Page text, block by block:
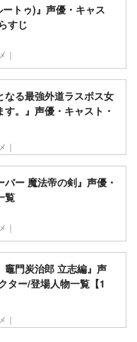
トゥ)』声優・キャス
すじ
｜
なる最強外道ラスボス女
。』声優・キャスト・
｜
ー 魔法帝の剣』声優・
覧
｜
竈門炭治郎 立志編』声
ター/登場人物一覧【1
｜